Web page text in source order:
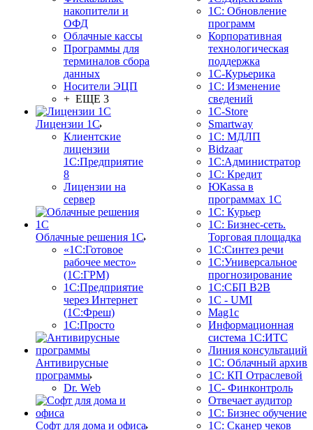
накопители и
ОФД
Облачные кассы
Программы для
терминалов сбора
данных
Носители ЭЦП
+ ЕЩЕ 3
Лицензии 1С
Клиентские
лицензии
1С:Предприятие
8
Лицензии на
сервер
Облачные решения 1С
«1C:Готовое
рабочее место»
(1С:ГРМ)
1С:Предприятие
через Интернет
(1С:Фреш)
1С:Просто
Антивирусные
программы
Dr. Web
Софт для дома и офиса
1С: Обновление
программ
Корпоративная
технологическая
поддержка
1С-Курьерика
1С: Изменение
сведений
1C-Store
Smartway
1С: МДЛП
Bidzaar
1С:Администратор
1С: Кредит
ЮКаssа в
программах 1С
1С: Курьер
1С: Бизнес-сеть.
Торговая площадка
1С:Синтез речи
1С:Универсальное
прогнозирование
1С:СБП B2B
1C - UMI
Mag1c
Информационная
система 1С:ИТС
Линия консультаций
1С: Облачный архив
1С: КП Отраслевой
1С- Финконтроль
Отвечает аудитор
1С: Бизнес обучение
1С: Сканер чеков